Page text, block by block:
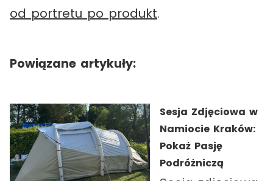
od portretu po produkt.
Powiązane artykuły:
Sesja Zdjęciowa w
Namiocie Kraków:
Pokaż Pasję
Podróżniczą